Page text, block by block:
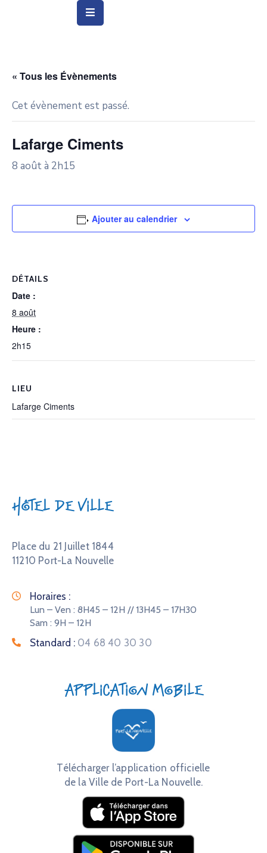
Vie
Social
&
« Tous les Évènements
Cet évènement est passé.
Lafarge Ciments
8 août à 2h15
Ajouter au calendrier
DÉTAILS
Date :
8 août
Heure :
2h15
LIEU
Lafarge Ciments
Hôtel de Ville
Place du 21 Juillet 1844
11210 Port-La Nouvelle
Horaires :
Lun – Ven : 8H45 – 12H // 13H45 – 17H30
Sam : 9H – 12H
Standard : 04 68 40 30 30
Application mobile
Télécharger l’application officielle
de la Ville de Port-La Nouvelle.